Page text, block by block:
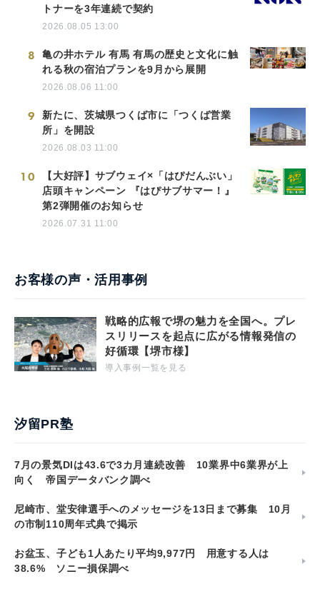
トナーを3年連続で契約
2026.08.05 13:00
8
亀の井ホテル 有馬 有馬の歴史と文化に触
れる秋の宿泊プランを9月から展開
2026.08.06 11:00
9
新たに、茨城県つくば市に「つくば営業
所」を開設
2026.08.03 11:00
10
【大好評】サブウェイ×「はぴだんぶい」
店頭キャンペーン 『はぴサブサマー！』
第2弾開催のお知らせ
2026.07.31 11:00
お客様の声・活用事例
戦略的広報で堺の魅力を全国へ。プレ
スリリースを起点に広がる情報発信の
好循環【堺市様】
導入事例一覧を見る
汐留PR塾
7月の景気DIは43.6で3カ月連続改善 10業界中6業界が上
向く 帝国データバンク調べ
尼崎市、堂安律選手へのメッセージを13日まで募集 10月
の市制110周年式典で掲示
お盆玉、子ども1人あたり平均9,977円 用意する人は
38.6% ソニー損保調べ